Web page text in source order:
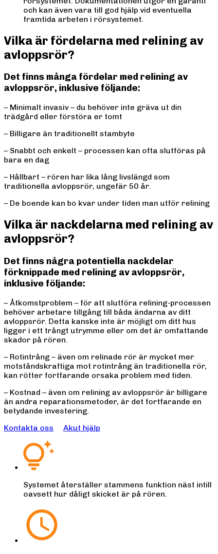
och kan även vara till god hjälp vid eventuella
framtida arbeten i rörsystemet.
Vilka är fördelarna med relining av
avloppsrör?
Det finns många fördelar med relining av
avloppsrör, inklusive följande:
– Minimalt invasiv – du behöver inte gräva ut din
trädgård eller förstöra er tomt
– Billigare än traditionellt stambyte
– Snabbt och enkelt – processen kan ofta slutföras på
bara en dag
– Hållbart – rören har lika lång livslängd som
traditionella avloppsrör, ungefär 50 år.
– De boende kan bo kvar under tiden man utför relining
Vilka är nackdelarna med relining av
avloppsrör?
Det finns några potentiella nackdelar
förknippade med relining av avloppsrör,
inklusive följande:
– Åtkomstproblem – för att slutföra relining-processen
behöver arbetare tillgång till båda ändarna av ditt
avloppsrör. Detta kanske inte är möjligt om ditt hus
ligger i ett trångt utrymme eller om det är omfattande
skador på rören.
– Rotintrång – även om relinade rör är mycket mer
motståndskraftiga mot rotintrång än traditionella rör,
kan rötter fortfarande orsaka problem med tiden.
– Kostnad – även om relining av avloppsrör är billigare
än andra reparationsmetoder, är det fortfarande en
betydande investering.
Kontakta oss
Akut hjälp
Systemet återställer stammens funktion näst intill
oavsett hur dåligt skicket är på rören.